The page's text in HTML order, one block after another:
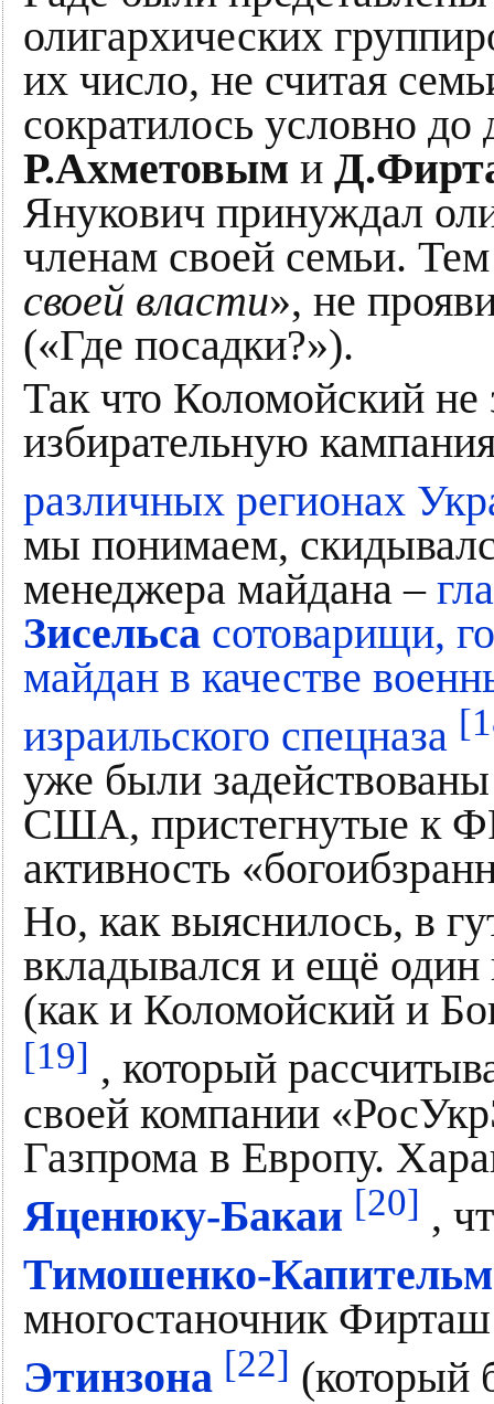
олигархических
их число, не считая
сократилось условно до
Р.Ахметовым и
Янукович принуждал
членам своей семьи.
своей власти», не
(«Где посадки?»).
Так что Коломойский не
избирательную
различных регионах
мы понимаем,
менеджера майдана –
Зисельса сотоварищи,
майдан в качестве
израильского спецназа
уже были
США, пристегнутые к
активность
Но, как выяснилось, в
вкладывался и ещё
(как и Коломойский и
[19] , который
своей компании
Газпрома в Европу.
Яценюку-Бакаи [20] ,
Тимошенко-
многостаночник
Этинзона [22] (который